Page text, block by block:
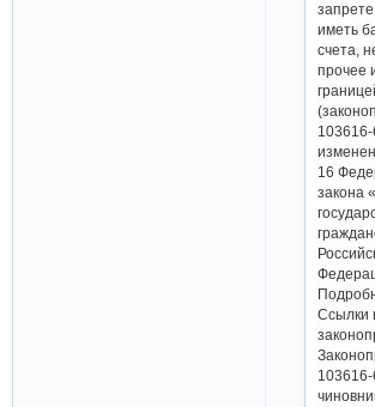
иметь
счета,
прочее
16
закона
Ссылки